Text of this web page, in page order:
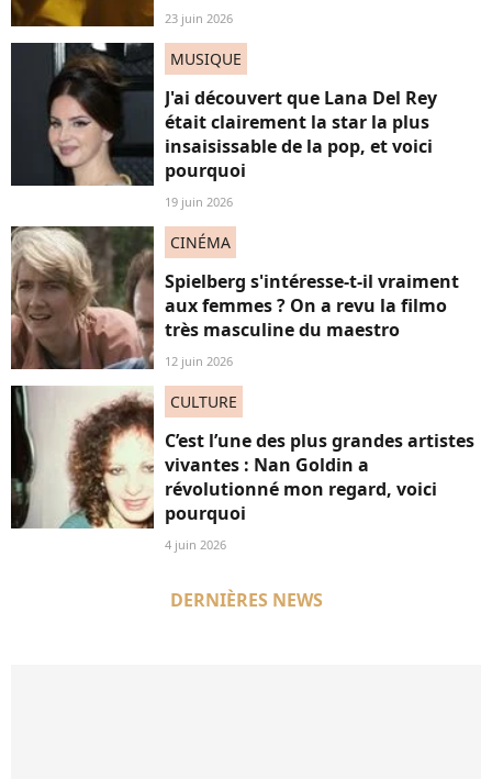
23 juin 2026
MUSIQUE
J'ai découvert que Lana Del Rey
était clairement la star la plus
insaisissable de la pop, et voici
pourquoi
19 juin 2026
CINÉMA
Spielberg s'intéresse-t-il vraiment
aux femmes ? On a revu la filmo
très masculine du maestro
12 juin 2026
CULTURE
C’est l’une des plus grandes artistes
vivantes : Nan Goldin a
révolutionné mon regard, voici
pourquoi
4 juin 2026
DERNIÈRES NEWS